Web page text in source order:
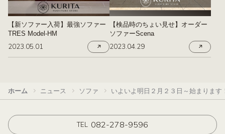
【新ソファー入荷】最強ソファー
TRES Model-HM
2023.05.01
【検品時のちょい見せ】オーダー
ソファーScena
2023.04.29
ホーム ニュース ソファ いよいよ明日２月２３日～始まりま
TEL 082-278-9596